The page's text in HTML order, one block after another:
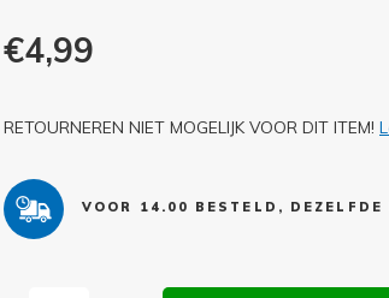
€4,99
RETOURNEREN NIET MOGELIJK VOOR DIT ITEM!
VOOR 14.00 BESTELD, DEZELFDE